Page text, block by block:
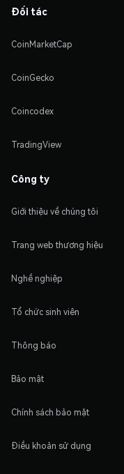
Đối tác
CoinMarketCap
CoinGecko
Coincodex
TradingView
Công ty
Giới thiệu về chúng tôi
Trang web thương hiệu
Nghề nghiệp
Tổ chức sinh viên
Thông báo
Bảo mật
Chính sách bảo mật
Điều khoản sử dụng